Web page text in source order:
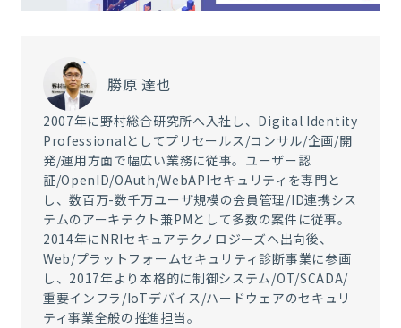
勝原 達也
2007年に野村総合研究所へ入社し、Digital Identity
Professionalとしてプリセールス/コンサル/企画/開
発/運用方面で幅広い業務に従事。ユーザー認
証/OpenID/OAuth/WebAPIセキュリティを専門と
し、数百万-数千万ユーザ規模の会員管理/ID連携シス
テムのアーキテクト兼PMとして多数の案件に従事。
2014年にNRIセキュアテクノロジーズへ出向後、
Web/プラットフォームセキュリティ診断事業に参画
し、2017年より本格的に制御システム/OT/SCADA/
重要インフラ/IoTデバイス/ハードウェアのセキュリ
ティ事業全般の推進担当。